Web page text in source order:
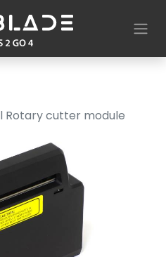
Rotary cutter module